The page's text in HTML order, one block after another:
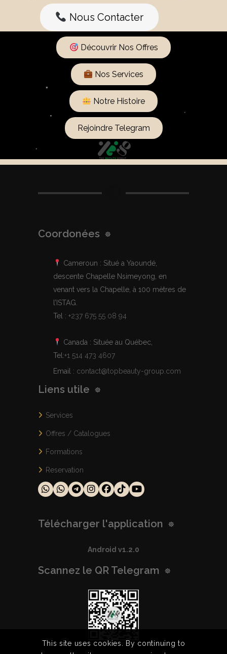
Nous Contacter
Découvrir Nos Offres
Nos Services
Notre Histoire
Rejoindre Telegram
Coordonées
Cameroun : Situé a Yaoundé,
descente Chapelle Nsimeyong, en
venant vers la Chapelle, à 100 mètres de
l’ISTAG.
Tel : +237 675 55 08 94
Canada : Située au Québec,
Tel:+1 514 473 4607
Email : contact@topbeauty-group.com
Liens utile
Services
Offres / Catalogues
Formations
Reservation
Télécharger l'application
Android v1.2.0
Scannez le QR Telegram
This site uses cookies. By continuing to